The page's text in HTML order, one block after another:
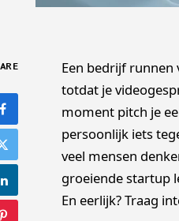
Een bedrijf
totdat je
moment pitch je
persoonlijk iets
veel mensen
groeiende startup
En eerlijk? Traag